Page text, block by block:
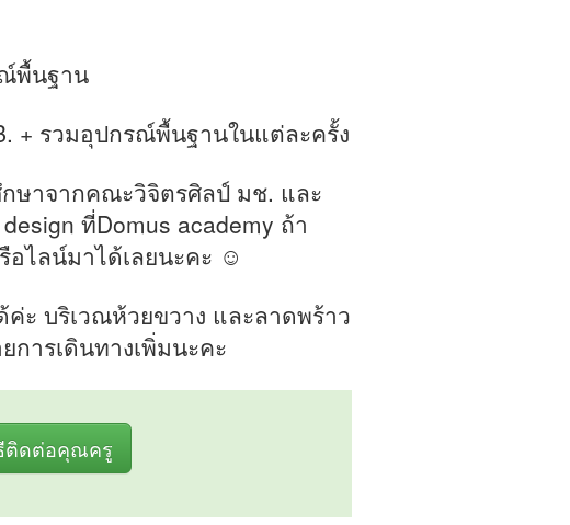
พื้นฐาน
+ รวมอุปกรณ์พื้นฐานในแต่ละครั้ง
กษาจากคณะวิจิตรศิลป์ มช. และ
ที่Domus academy ถ้า
อไลน์มาได้เลยนะคะ ☺
ะ บริเวณห้วยขวาง และลาดพร้าว
การเดินทางเพิ่มนะคะ
ติดต่อคุณครู